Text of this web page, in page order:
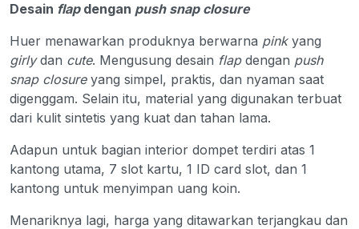
Desain flapdengan push snap closure
Huer menawarkan produknya berwarna pinkyang
girlydan cute. Mengusung desain flapdengan push
snap closureyang simpel, praktis, dan nyaman saat
digenggam. Selain itu, material yang digunakan terbuat
dari kulit sintetis yang kuat dan tahan lama.
Adapun untuk bagian interior dompet terdiri atas 1
kantong utama, 7 slot kartu, 1 ID card slot, dan 1
kantong untuk menyimpan uang koin.
Menariknya lagi, harga yang ditawarkan terjangkau dan